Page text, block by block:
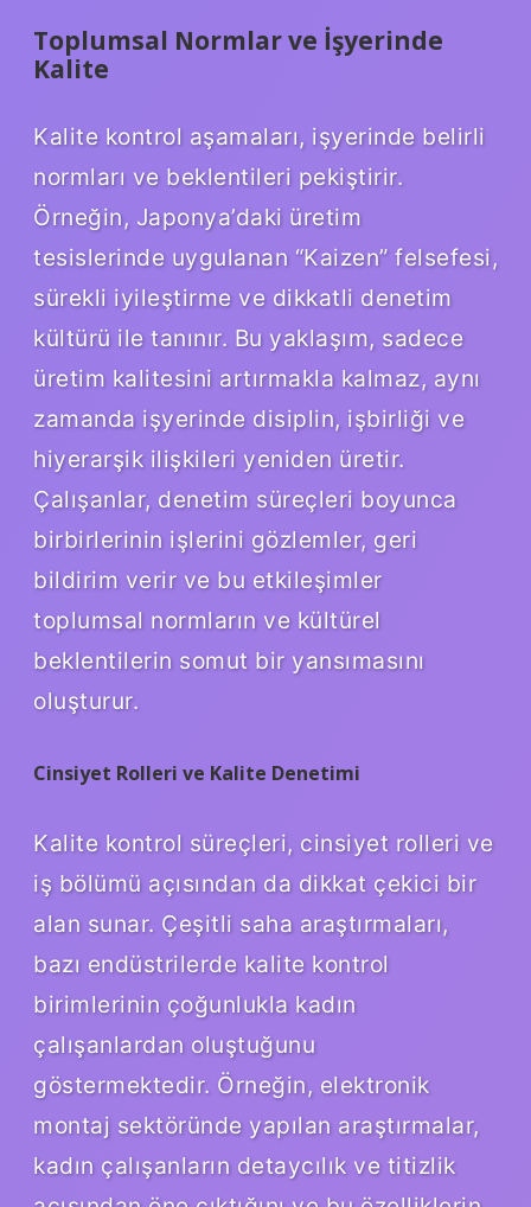
Toplumsal Normlar ve İşyerinde
Kalite
Kalite kontrol aşamaları, işyerinde belirli
normları ve beklentileri pekiştirir.
Örneğin, Japonya’daki üretim
tesislerinde uygulanan “Kaizen” felsefesi,
sürekli iyileştirme ve dikkatli denetim
kültürü ile tanınır. Bu yaklaşım, sadece
üretim kalitesini artırmakla kalmaz, aynı
zamanda işyerinde disiplin, işbirliği ve
hiyerarşik ilişkileri yeniden üretir.
Çalışanlar, denetim süreçleri boyunca
birbirlerinin işlerini gözlemler, geri
bildirim verir ve bu etkileşimler
toplumsal normların ve kültürel
beklentilerin somut bir yansımasını
oluşturur.
Cinsiyet Rolleri ve Kalite Denetimi
Kalite kontrol süreçleri, cinsiyet rolleri ve
iş bölümü açısından da dikkat çekici bir
alan sunar. Çeşitli saha araştırmaları,
bazı endüstrilerde kalite kontrol
birimlerinin çoğunlukla kadın
çalışanlardan oluştuğunu
göstermektedir. Örneğin, elektronik
montaj sektöründe yapılan araştırmalar,
kadın çalışanların detaycılık ve titizlik